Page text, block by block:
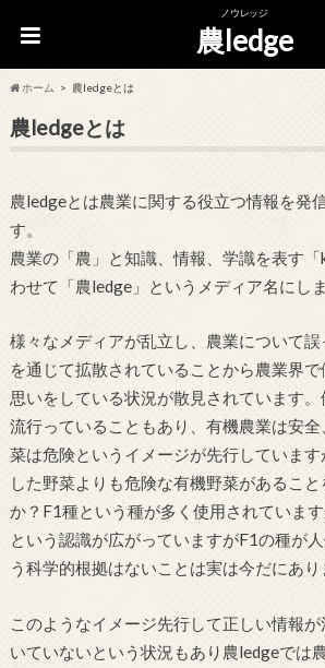
ノウレッジ
農ledge
ホーム 農ledgeとは
農ledgeとは
農ledgeとは農業に関する役立つ情報を発
す。
農業の「農」と知識、情報、学識を表す
わせて「農ledge」というメディア名にしま
様々なメディアが乱立し、農業について
を通じて拡散されていることから農業界
思いをしている状況が散見されています
流行っていることもあり、有機農業は安
菜は危険というイメージが先行していま
した野菜よりも危険な有機野菜があること
か？F1種という種が多く使用されています
という認識が広がっていますがF1の種が
う科学的根拠はないことは実は今だにあり
このようなイメージ先行して正しい情報
いていないという状況もあり農ledgeでは